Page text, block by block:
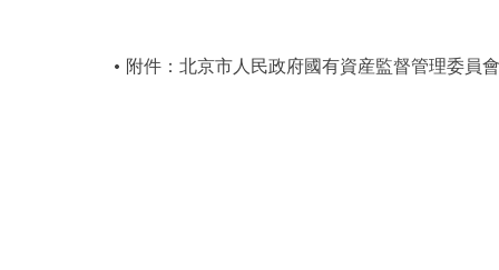
附件：北京市人民政府國有資産監督管理委員